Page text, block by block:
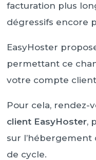
facturation plus
dégressifs encore
EasyHoster
permettant ce
votre compte
Pour cela, rendez-
client EasyHoster,
sur
de cycle.